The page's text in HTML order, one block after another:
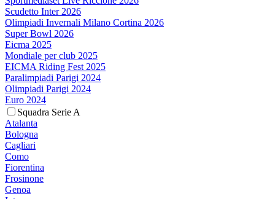
Scudetto Inter 2026
Olimpiadi Invernali Milano Cortina 2026
Super Bowl 2026
Eicma 2025
Mondiale per club 2025
EICMA Riding Fest 2025
Paralimpiadi Parigi 2024
Olimpiadi Parigi 2024
Euro 2024
Squadra Serie A
Atalanta
Bologna
Cagliari
Como
Fiorentina
Frosinone
Genoa